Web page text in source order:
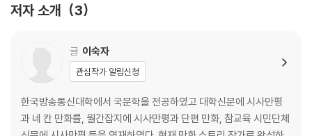
통합지식+ 5. 지금은 소셜 네트워크 시대
6. 위기를 기회로
통합지식+ 6. 세계적인 컴퓨터 기업
7. 300년 앞을 내다보는 사업가
저자 소개 3
글 이숙자
관심작가 알림신청
한국방송통신대학에서 국문학을 전공하였고 대학신문에 시사만평
과 네 칸 만화를, 월간잡지에 시사만평과 단편 만화, 참교육 시민단체